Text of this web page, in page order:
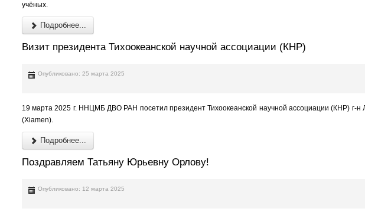
учёных.
Подробнее...
Визит президента Тихоокеанской научной ассоциации (КНР)
Опубликовано: 25 марта 2025
19 марта 2025 г. ННЦМБ ДВО РАН посетил президент Тихоокеанской научной ассоциации (КНР) г-
(Xiamen).
Подробнее...
Поздравляем Татьяну Юрьевну Орлову!
Опубликовано: 12 марта 2025